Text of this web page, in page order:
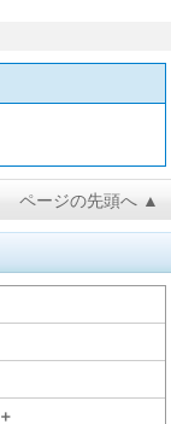
ページの先頭へ ▲